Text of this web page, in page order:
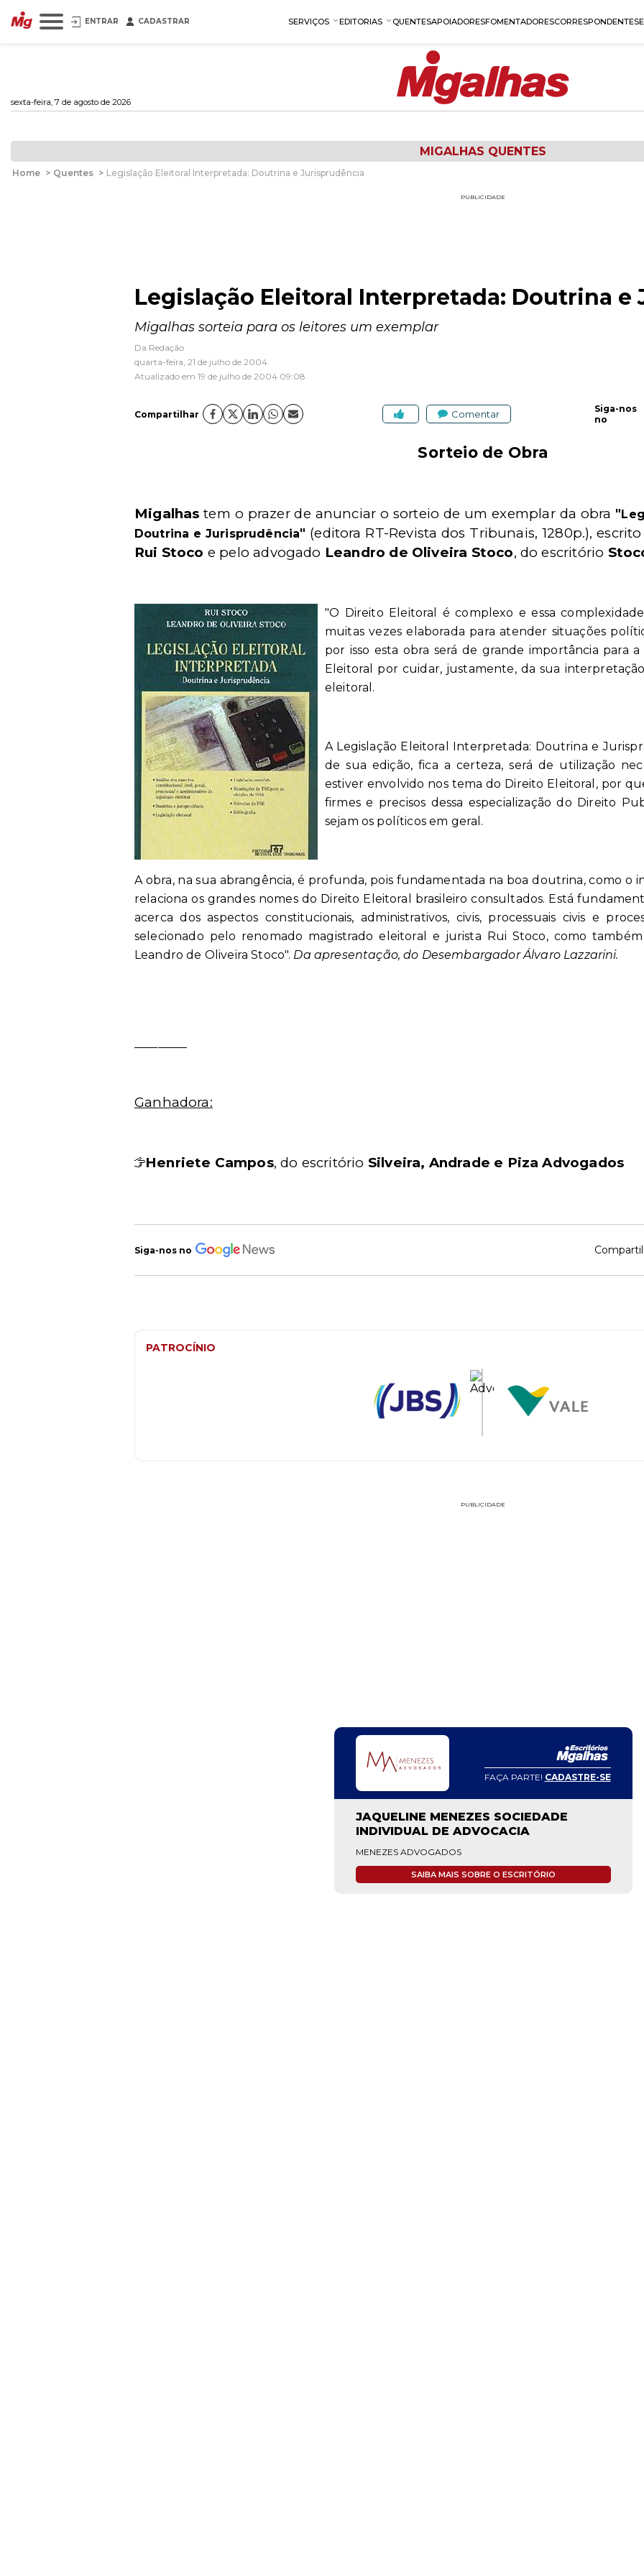
ENTRAR CADASTRAR SERVIÇOS EDITORIAS QUENTESAPOIADORESFOMENTADORESCORRESPONDENTES
sexta-feira, 7 de agosto de 2026
MIGALHAS QUENTES
Home > Quentes > Legislação Eleitoral Interpretada: Doutrina e Jurisprudência
PUBLICIDADE
Legislação Eleitoral Interpretada: Doutrina
Migalhas sorteia para os leitores um exemplar
Da Redação
quarta-feira, 21 de julho de 2004
Atualizado em 19 de julho de 2004 09:08
Compartilhar Comentar
Siga-nos
no
Sorteio de Obra
Migalhas tem o prazer de anunciar o sorteio de um exemplar da obra "
Doutrina e Jurisprudência" (editora RT-Revista dos Tribunais, 1280p.),
Rui Stoco e pelo advogado Leandro de Oliveira Stoco, do escritório
"O Direito Eleitoral é complexo e essa
muitas vezes elaborada para atender situações
por isso esta obra será de grande importância para
Eleitoral por cuidar, justamente, da sua
eleitoral.
A Legislação Eleitoral Interpretada: Doutrina e
de sua edição, fica a certeza, será de utilização
estiver envolvido nos tema do Direito Eleitoral, por
firmes e precisos dessa especialização do Direito
sejam os políticos em geral.
A obra, na sua abrangência, é profunda, pois fundamentada na boa doutrina, como o
relaciona os grandes nomes do Direito Eleitoral brasileiro consultados. Está
acerca dos aspectos constitucionais, administrativos, civis, processuais civis e
selecionado pelo renomado magistrado eleitoral e jurista Rui Stoco, como
Leandro de Oliveira Stoco". Da apresentação, do Desembargador Álvaro Lazzarini.
Ganhadora:
Henriete Campos, do escritório Silveira, Andrade e Piza Advogados
Siga-nos no
PATROCÍNIO
PUBLICIDADE
FAÇA PARTE! CADASTRE-SE
JAQUELINE MENEZES SOCIEDADE
INDIVIDUAL DE ADVOCACIA
MENEZES ADVOGADOS
SAIBA MAIS SOBRE O ESCRITÓRIO